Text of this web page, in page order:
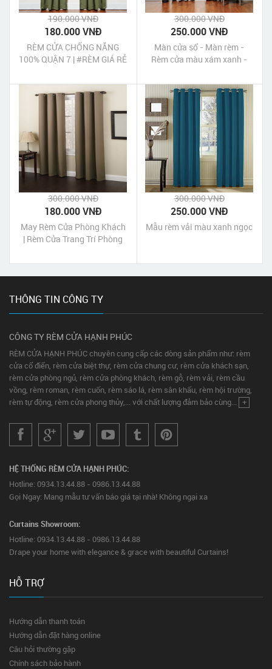
190.000 VNĐ
180.000 VNĐ
RÈM CỬA CHỐNG NẮNG
100% QUẬN 7 | #RÈM GIÁ RẺ
300.000 VNĐ
250.000 VNĐ
Màn cửa sổ - Màn rèm -
Rèm cửa màu xám xanh -
300.000 VNĐ
180.000 VNĐ
May Rèm Cửa Phòng Khách
| Rèm Cửa Trang Trí Phòng
300.000 VNĐ
250.000 VNĐ
Mẫu rèm vải màu xanh ngọc
THÔNG TIN CÔNG TY
CÔNG TY RÈM CỬA HẠNH PHÚC
RÈM CỬA HẠNH PHÚC chuyên cung cấp các dòng sản phẩm như: rèm
cửa cổ điển, rèm cửa biệt thự, rèm cửa chung cư, rèm cửa khách sạn,
rèm cửa phòng ngủ, rèm cửa phòng khách, rèm gỗ, rèm vải, rèm cầu
vồng, rèm roman, rèm cuốn, rèm sáo lá, rèm sân khấu, rèm hội trường,
rèm tự động, rèm cửa phong thủy,... với chất lượng đảm bảo cùng... +
HỆ THỐNG RÈM CỬA HẠNH PHÚC:
Hotline: 0934.13.44.88 - 0986.13.44.88
Gọi Ngay: Mang mẫu tư vấn báo giá tại nhà! Không ngại xa
Curtains Showroom:
Hotline: 0934.13.44.88 - 0986.13.44.88
Drape your home with elegance & grace with beautiful Curtains!
HỖ TRỢ
Hướng dẫn thanh toán
Hướng dẫn đặt hàng online
Câu hỏi thường gặp
Chính sách bảo hành